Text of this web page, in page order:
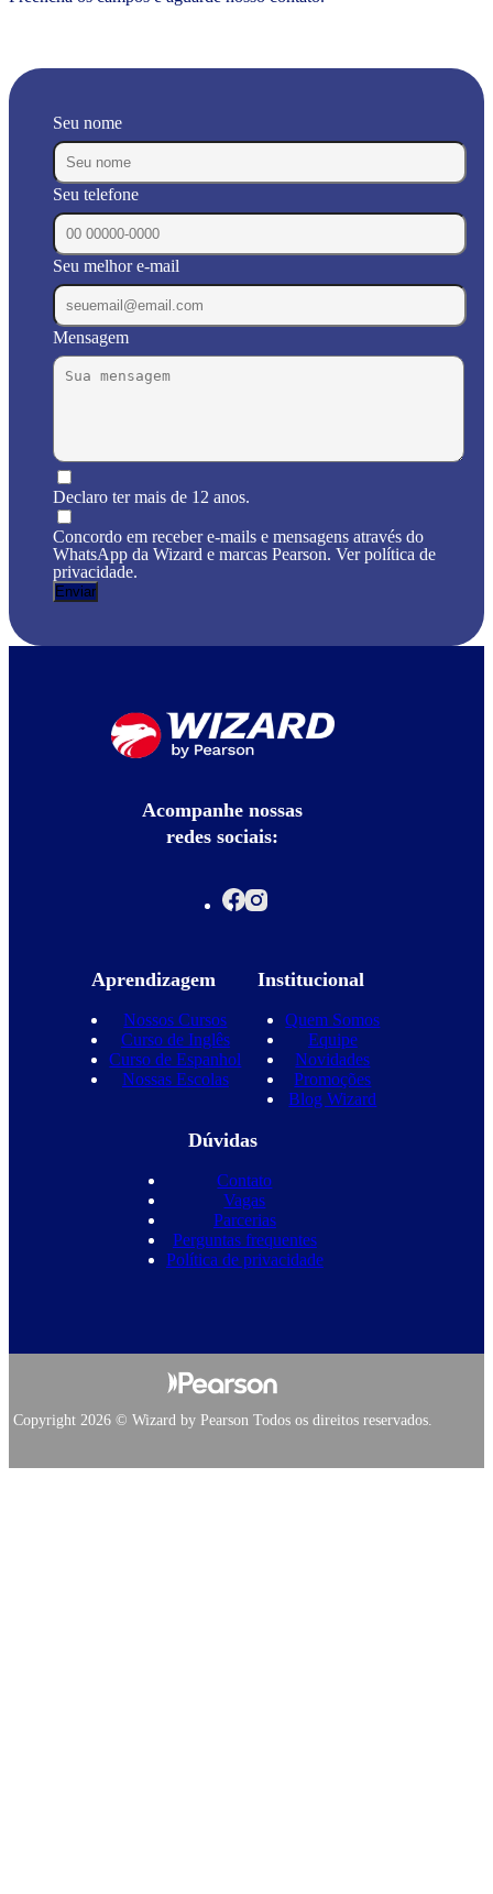
Seu nome
Seu telefone
Seu melhor e-mail
Mensagem
Declaro ter mais de 12 anos.
Concordo em receber e-mails e mensagens através do
WhatsApp da Wizard e marcas Pearson. Ver política de
privacidade.
Acompanhe nossas
redes sociais:
Aprendizagem
Nossos Cursos
Curso de Inglês
Curso de Espanhol
Nossas Escolas
Institucional
Quem Somos
Equipe
Novidades
Promoções
Blog Wizard
Dúvidas
Contato
Vagas
Parcerias
Perguntas frequentes
Política de privacidade
Copyright 2026 © Wizard by Pearson Todos os direitos reservados.